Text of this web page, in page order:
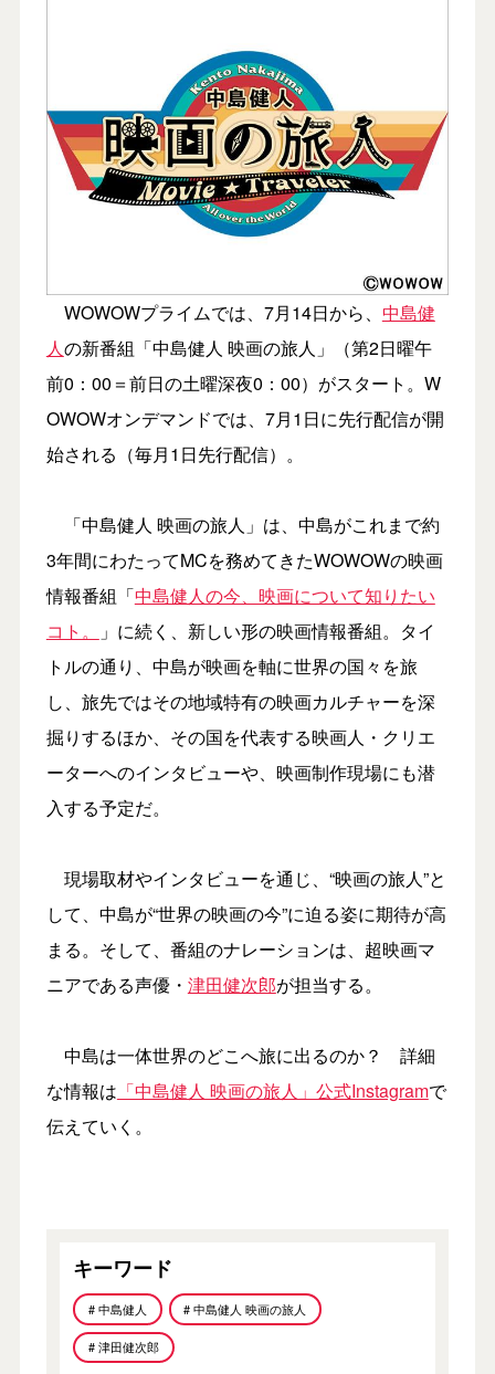
WOWOWプライムでは、7月14日から、 中島健
人の新番組「中島健人 映画の旅人」（第2日曜午
前0：00＝前日の土曜深夜0：00）がスタート。W
OWOWオンデマンドでは、7月1日に先行配信が開
始される（毎月1日先行配信）。
「中島健人 映画の旅人」は、中島がこれまで約
3年間にわたってMCを務めてきたWOWOWの映画
情報番組「中島健人の今、映画について知りたい
コト。
」に続く、新しい形の映画情報番組。タイ
トルの通り、中島が映画を軸に世界の国々を旅
し、旅先ではその地域特有の映画カルチャーを深
掘りするほか、その国を代表する映画人・クリエ
ーターへのインタビューや、映画制作現場にも潜
入する予定だ。
現場取材やインタビューを通じ、“映画の旅人”と
して、中島が“世界の映画の今”に迫る姿に期待が高
まる。そして、番組のナレーションは、超映画マ
ニアである声優・ 津田健次郎が担当する。
中島は一体世界のどこへ旅に出るのか？ 詳細
な情報は 「中島健人 映画の旅人」公式Instagramで
伝えていく。
キーワード
# 中島健人 # 中島健人 映画の旅人
# 津田健次郎